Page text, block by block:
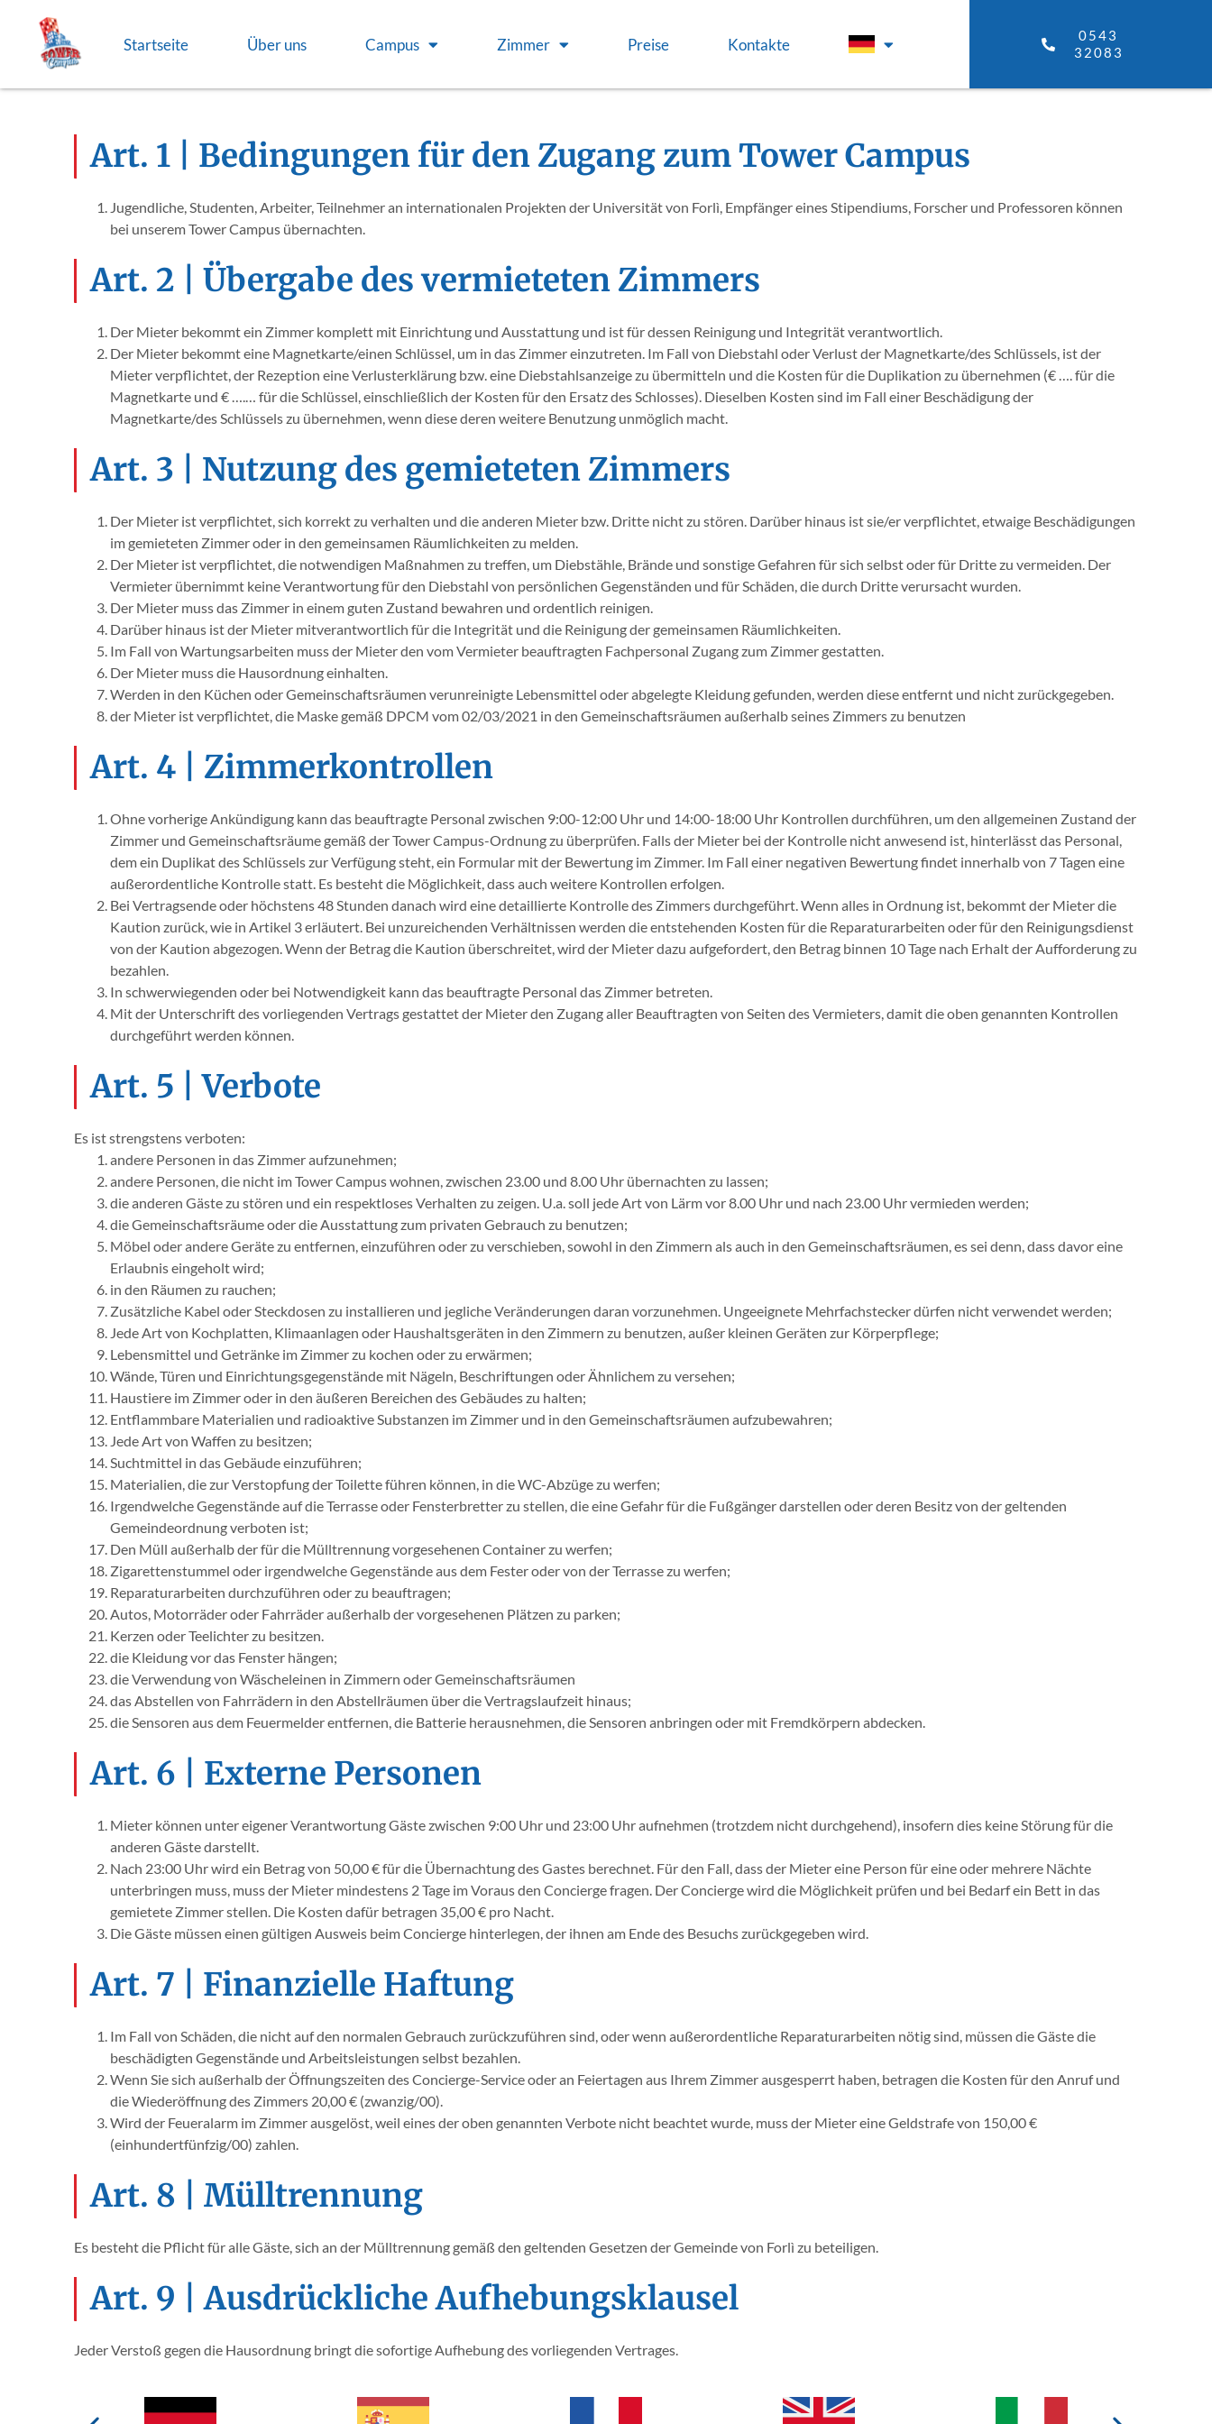
Startseite Über uns Campus Zimmer Preise Kontakte
0543
32083
Art. 1 | Bedingungen für den Zugang zum Tower Campus
Jugendliche, Studenten, Arbeiter, Teilnehmer an internationalen Projekten der Universität von Forlì, Empfänger eines Stipendiums, Forscher und Professoren können
bei unserem Tower Campus übernachten.
Art. 2 | Übergabe des vermieteten Zimmers
Der Mieter bekommt ein Zimmer komplett mit Einrichtung und Ausstattung und ist für dessen Reinigung und Integrität verantwortlich.
Der Mieter bekommt eine Magnetkarte/einen Schlüssel, um in das Zimmer einzutreten. Im Fall von Diebstahl oder Verlust der Magnetkarte/des Schlüssels, ist der
Mieter verpflichtet, der Rezeption eine Verlusterklärung bzw. eine Diebstahlsanzeige zu übermitteln und die Kosten für die Duplikation zu übernehmen (€ …. für die
Magnetkarte und € ….… für die Schlüssel, einschließlich der Kosten für den Ersatz des Schlosses). Dieselben Kosten sind im Fall einer Beschädigung der
Magnetkarte/des Schlüssels zu übernehmen, wenn diese deren weitere Benutzung unmöglich macht.
Art. 3 | Nutzung des gemieteten Zimmers
Der Mieter ist verpflichtet, sich korrekt zu verhalten und die anderen Mieter bzw. Dritte nicht zu stören. Darüber hinaus ist sie/er verpflichtet, etwaige Beschädigungen
im gemieteten Zimmer oder in den gemeinsamen Räumlichkeiten zu melden.
Der Mieter ist verpflichtet, die notwendigen Maßnahmen zu treffen, um Diebstähle, Brände und sonstige Gefahren für sich selbst oder für Dritte zu vermeiden. Der
Vermieter übernimmt keine Verantwortung für den Diebstahl von persönlichen Gegenständen und für Schäden, die durch Dritte verursacht wurden.
Der Mieter muss das Zimmer in einem guten Zustand bewahren und ordentlich reinigen.
Darüber hinaus ist der Mieter mitverantwortlich für die Integrität und die Reinigung der gemeinsamen Räumlichkeiten.
Im Fall von Wartungsarbeiten muss der Mieter den vom Vermieter beauftragten Fachpersonal Zugang zum Zimmer gestatten.
Der Mieter muss die Hausordnung einhalten.
Werden in den Küchen oder Gemeinschaftsräumen verunreinigte Lebensmittel oder abgelegte Kleidung gefunden, werden diese entfernt und nicht zurückgegeben.
der Mieter ist verpflichtet, die Maske gemäß DPCM vom 02/03/2021 in den Gemeinschaftsräumen außerhalb seines Zimmers zu benutzen
Art. 4 | Zimmerkontrollen
Ohne vorherige Ankündigung kann das beauftragte Personal zwischen 9:00-12:00 Uhr und 14:00-18:00 Uhr Kontrollen durchführen, um den allgemeinen Zustand der
Zimmer und Gemeinschaftsräume gemäß der Tower Campus-Ordnung zu überprüfen. Falls der Mieter bei der Kontrolle nicht anwesend ist, hinterlässt das Personal,
dem ein Duplikat des Schlüssels zur Verfügung steht, ein Formular mit der Bewertung im Zimmer. Im Fall einer negativen Bewertung findet innerhalb von 7 Tagen eine
außerordentliche Kontrolle statt. Es besteht die Möglichkeit, dass auch weitere Kontrollen erfolgen.
Bei Vertragsende oder höchstens 48 Stunden danach wird eine detaillierte Kontrolle des Zimmers durchgeführt. Wenn alles in Ordnung ist, bekommt der Mieter die
Kaution zurück, wie in Artikel 3 erläutert. Bei unzureichenden Verhältnissen werden die entstehenden Kosten für die Reparaturarbeiten oder für den Reinigungsdienst
von der Kaution abgezogen. Wenn der Betrag die Kaution überschreitet, wird der Mieter dazu aufgefordert, den Betrag binnen 10 Tage nach Erhalt der Aufforderung zu
bezahlen.
In schwerwiegenden oder bei Notwendigkeit kann das beauftragte Personal das Zimmer betreten.
Mit der Unterschrift des vorliegenden Vertrags gestattet der Mieter den Zugang aller Beauftragten von Seiten des Vermieters, damit die oben genannten Kontrollen
durchgeführt werden können.
Art. 5 | Verbote
Es ist strengstens verboten:
andere Personen in das Zimmer aufzunehmen;
andere Personen, die nicht im Tower Campus wohnen, zwischen 23.00 und 8.00 Uhr übernachten zu lassen;
die anderen Gäste zu stören und ein respektloses Verhalten zu zeigen. U.a. soll jede Art von Lärm vor 8.00 Uhr und nach 23.00 Uhr vermieden werden;
die Gemeinschaftsräume oder die Ausstattung zum privaten Gebrauch zu benutzen;
Möbel oder andere Geräte zu entfernen, einzuführen oder zu verschieben, sowohl in den Zimmern als auch in den Gemeinschaftsräumen, es sei denn, dass davor eine
Erlaubnis eingeholt wird;
in den Räumen zu rauchen;
Zusätzliche Kabel oder Steckdosen zu installieren und jegliche Veränderungen daran vorzunehmen. Ungeeignete Mehrfachstecker dürfen nicht verwendet werden;
Jede Art von Kochplatten, Klimaanlagen oder Haushaltsgeräten in den Zimmern zu benutzen, außer kleinen Geräten zur Körperpflege;
Lebensmittel und Getränke im Zimmer zu kochen oder zu erwärmen;
Wände, Türen und Einrichtungsgegenstände mit Nägeln, Beschriftungen oder Ähnlichem zu versehen;
Haustiere im Zimmer oder in den äußeren Bereichen des Gebäudes zu halten;
Entflammbare Materialien und radioaktive Substanzen im Zimmer und in den Gemeinschaftsräumen aufzubewahren;
Jede Art von Waffen zu besitzen;
Suchtmittel in das Gebäude einzuführen;
Materialien, die zur Verstopfung der Toilette führen können, in die WC-Abzüge zu werfen;
Irgendwelche Gegenstände auf die Terrasse oder Fensterbretter zu stellen, die eine Gefahr für die Fußgänger darstellen oder deren Besitz von der geltenden
Gemeindeordnung verboten ist;
Den Müll außerhalb der für die Mülltrennung vorgesehenen Container zu werfen;
Zigarettenstummel oder irgendwelche Gegenstände aus dem Fester oder von der Terrasse zu werfen;
Reparaturarbeiten durchzuführen oder zu beauftragen;
Autos, Motorräder oder Fahrräder außerhalb der vorgesehenen Plätzen zu parken;
Kerzen oder Teelichter zu besitzen.
die Kleidung vor das Fenster hängen;
die Verwendung von Wäscheleinen in Zimmern oder Gemeinschaftsräumen
das Abstellen von Fahrrädern in den Abstellräumen über die Vertragslaufzeit hinaus;
die Sensoren aus dem Feuermelder entfernen, die Batterie herausnehmen, die Sensoren anbringen oder mit Fremdkörpern abdecken.
Art. 6 | Externe Personen
Mieter können unter eigener Verantwortung Gäste zwischen 9:00 Uhr und 23:00 Uhr aufnehmen (trotzdem nicht durchgehend), insofern dies keine Störung für die
anderen Gäste darstellt.
Nach 23:00 Uhr wird ein Betrag von 50,00 € für die Übernachtung des Gastes berechnet. Für den Fall, dass der Mieter eine Person für eine oder mehrere Nächte
unterbringen muss, muss der Mieter mindestens 2 Tage im Voraus den Concierge fragen. Der Concierge wird die Möglichkeit prüfen und bei Bedarf ein Bett in das
gemietete Zimmer stellen. Die Kosten dafür betragen 35,00 € pro Nacht.
Die Gäste müssen einen gültigen Ausweis beim Concierge hinterlegen, der ihnen am Ende des Besuchs zurückgegeben wird.
Art. 7 | Finanzielle Haftung
Im Fall von Schäden, die nicht auf den normalen Gebrauch zurückzuführen sind, oder wenn außerordentliche Reparaturarbeiten nötig sind, müssen die Gäste die
beschädigten Gegenstände und Arbeitsleistungen selbst bezahlen.
Wenn Sie sich außerhalb der Öffnungszeiten des Concierge-Service oder an Feiertagen aus Ihrem Zimmer ausgesperrt haben, betragen die Kosten für den Anruf und
die Wiederöffnung des Zimmers 20,00 € (zwanzig/00).
Wird der Feueralarm im Zimmer ausgelöst, weil eines der oben genannten Verbote nicht beachtet wurde, muss der Mieter eine Geldstrafe von 150,00 €
(einhundertfünfzig/00) zahlen.
Art. 8 | Mülltrennung
Es besteht die Pflicht für alle Gäste, sich an der Mülltrennung gemäß den geltenden Gesetzen der Gemeinde von Forlì zu beteiligen.
Art. 9 | Ausdrückliche Aufhebungsklausel
Jeder Verstoß gegen die Hausordnung bringt die sofortige Aufhebung des vorliegenden Vertrages.